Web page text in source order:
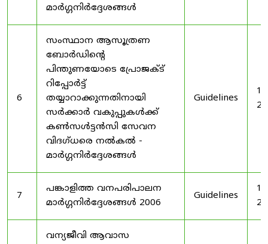
മാർഗ്ഗനിർദ്ദേശങ്ങൾ
6
സംസ്ഥാന ആസൂത്രണ
ബോർഡിൻ്റെ
പിന്തുണയോടെ പ്രോജക്ട്
റിപ്പോർട്ട്
തയ്യാറാക്കുന്നതിനായി
സർക്കാർ വകുപ്പുകൾക്ക്
കൺസൾട്ടൻസി സേവന
വിദഗ്ധരെ നൽകൽ -
മാർഗ്ഗനിർദ്ദേശങ്ങൾ
Guidelines
7
പങ്കാളിത്ത വനപരിപാലന
മാർഗ്ഗനിർദ്ദേശങ്ങൾ 2006
Guidelines
വന്യജീവി ആവാസ